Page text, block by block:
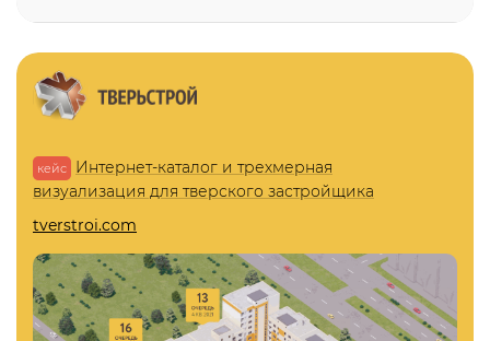
кейс
Интернет-каталог и трехмерная
визуализация для тверского застройщика
tverstroi.com